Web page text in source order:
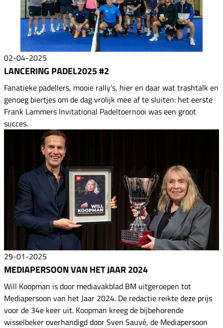
02-04-2025
LANCERING PADEL2025 #2
Fanatieke padellers, mooie rally’s, hier en daar wat trashtalk en
genoeg biertjes om de dag vrolijk mee af te sluiten: het eerste
Frank Lammers Invitational Padeltoernooi was een groot
succes.
29-01-2025
MEDIAPERSOON VAN HET JAAR 2024
Will Koopman is door mediavakblad BM uitgeroepen tot
Mediapersoon van het Jaar 2024. De redactie reikte deze prijs
voor de 34e keer uit. Koopman kreeg de bijbehorende
wisselbeker overhandigd door Sven Sauvé, de Mediapersoon